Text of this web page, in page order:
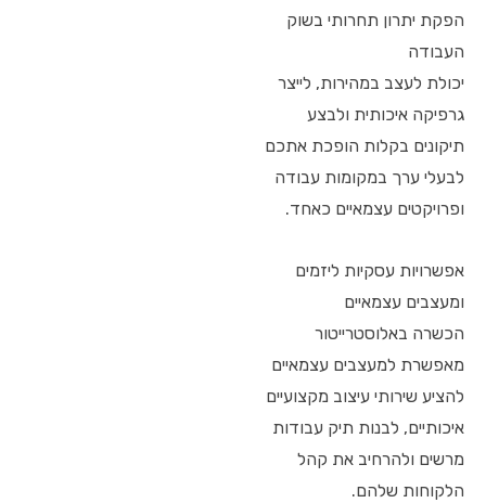
הפקת יתרון תחרותי בשוק
העבודה
יכולת לעצב במהירות, לייצר
גרפיקה איכותית ולבצע
תיקונים בקלות הופכת אתכם
לבעלי ערך במקומות עבודה
ופרויקטים עצמאיים כאחד.
אפשרויות עסקיות ליזמים
ומעצבים עצמאיים
הכשרה באלוסטרייטור
מאפשרת למעצבים עצמאיים
להציע שירותי עיצוב מקצועיים
איכותיים, לבנות תיק עבודות
מרשים ולהרחיב את קהל
הלקוחות שלהם.